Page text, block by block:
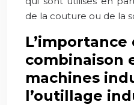
de la couture ou de la
L’importance
combinaison
machines
l’outillage